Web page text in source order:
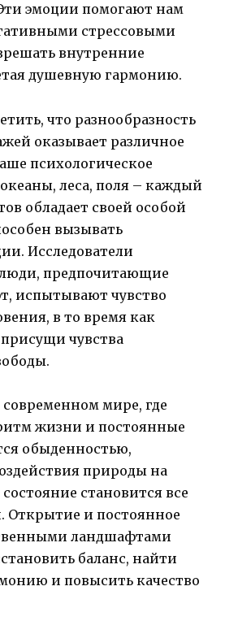
эмоции помогают нам
стрессовыми
внутренние
душевную гармонию.
что разнообразность
оказывает различное
психологическое
леса, поля – каждый
обладает своей особой
вызывать
Исследователи
предпочитающие
испытывают чувство
в то время как
чувства
мире, где
жизни и постоянные
обыденностью,
природы на
становится все
Открытие и постоянное
ландшафтами
баланс, найти
и повысить качество